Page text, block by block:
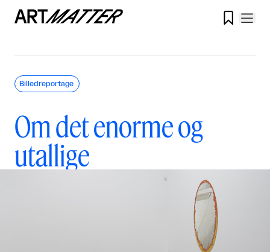

Om det enorme og
utallige
Billedreportage